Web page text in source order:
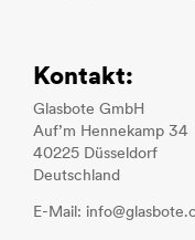
Kontakt:
Glasbote GmbH
Auf’m Hennekamp 34
40225 Düsseldorf
Deutschland
E-Mail: